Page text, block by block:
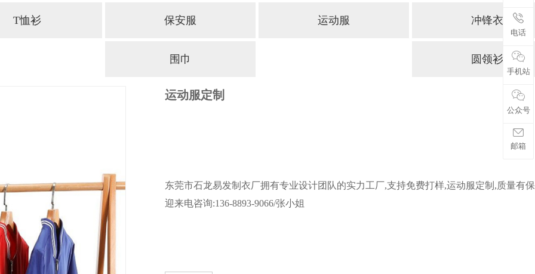
T恤衫 保安服 运动服 冲锋衣
围巾 圆领衫
运动服定制
东莞市石龙易发制衣厂拥有专业设计团队的实力工厂,支持免费打样,运动服定制,质量有
迎来电咨询:136-8893-9066/张小姐
电话
手机站
公众号
邮箱